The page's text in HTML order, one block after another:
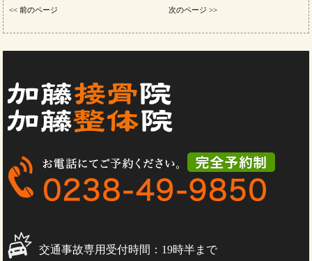
<< 前のページ 次のページ >>
交通事故専用受付時間：19時半まで